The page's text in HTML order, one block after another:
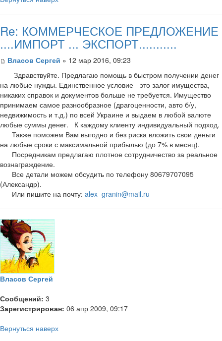
Re: КОММЕРЧЕСКОЕ ПРЕДЛОЖЕНИЕ
....ИМПОРТ ... ЭКСПОРТ...........
Власов Сергей » 12 мар 2016, 09:23
Здравствуйте. Предлагаю помощь в быстром получении денег
на любые нужды. Единственное условие - это залог имущества,
никаких справок и документов больше не требуется. Имущество
принимаем самое разнообразное (драгоценности, авто б/у,
недвижимость и т.д.) по всей Украине и выдаем в любой валюте
любые суммы денег. К каждому клиенту индивидуальный подход.
Также поможем Вам выгодно и без риска вложить свои деньги
на любые сроки с максимальной прибылью (до 7% в месяц).
Посредникам предлагаю плотное сотрудничество за реальное
вознаграждение.
Все детали можем обсудить по телефону 80679707095
(Александр).
Или пишите на почту: alex_granin@mail.ru
Власов Сергей
Сообщений: 3
Зарегистрирован: 06 апр 2009, 09:17
Вернуться наверх